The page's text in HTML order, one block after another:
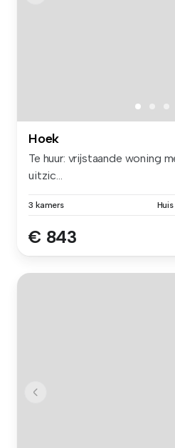
Hoek
Te huur: vrijstaande woning
uitzic...
3 kamers Huis
€ 843